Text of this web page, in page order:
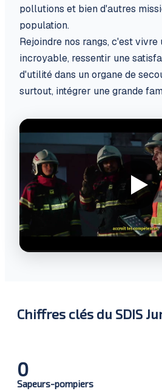
pollutions et bien d'autres
population.
Rejoindre nos rangs, c'est vivre
incroyable, ressentir une
d'utilité dans un organe de
surtout, intégrer une grande
Chiffres clés du SDIS
0
Sapeurs-pompiers